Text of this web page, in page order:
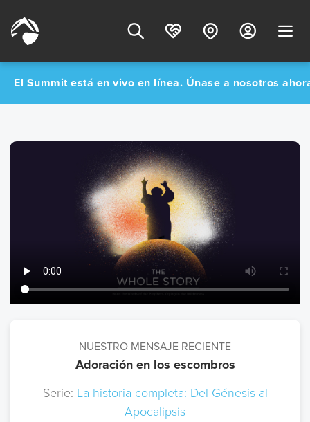
El Summit está en vivo en línea. Únase a nosotros
NUESTRO MENSAJE RECIENTE
Adoración en los escombros
Serie: La historia completa: Del Génesis al
Apocalipsis